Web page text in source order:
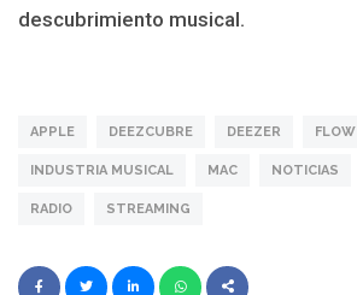
descubrimiento musical.
APPLE DEEZCUBRE DEEZER FLOW
INDUSTRIA MUSICAL MAC NOTICIAS
RADIO STREAMING